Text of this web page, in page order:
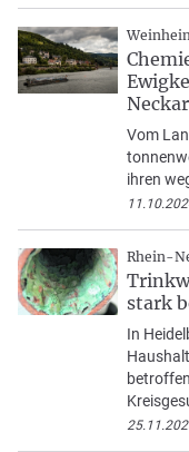
Neckar
Vom
ihren
Rhein-
stark
In